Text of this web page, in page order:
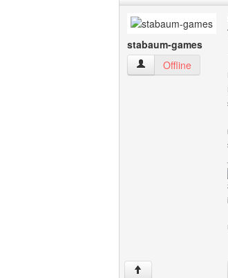
stabaum-games
stabaum-games
Offline
↑